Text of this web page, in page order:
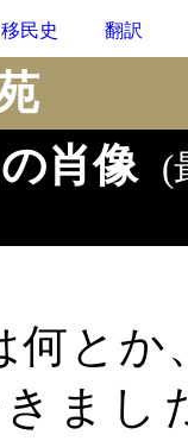
移民史 翻訳
肖像 (
とか
まし